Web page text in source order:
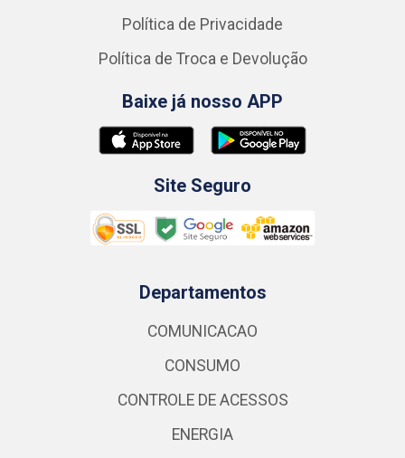
Política de Privacidade
Política de Troca e Devolução
Baixe já nosso APP
Site Seguro
Departamentos
COMUNICACAO
CONSUMO
CONTROLE DE ACESSOS
ENERGIA